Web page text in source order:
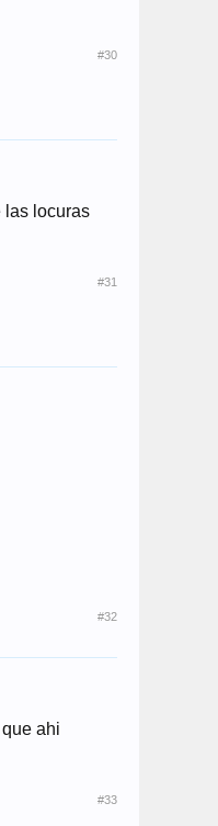
#30
las locuras
#31
#32
ahi
#33